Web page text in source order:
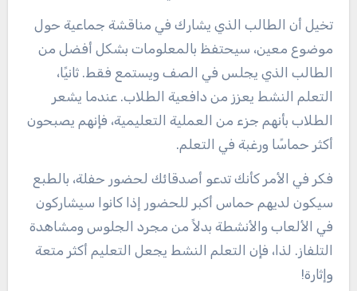
تخيل أن الطالب الذي يشارك في مناقشة جماعية حول
موضوع معين، سيحتفظ بالمعلومات بشكل أفضل من
الطالب الذي يجلس في الصف ويستمع فقط. ثانيًا،
التعلم النشط يعزز من دافعية الطلاب. عندما يشعر
الطلاب بأنهم جزء من العملية التعليمية، فإنهم يصبحون
أكثر حماسًا ورغبة في التعلم.
فكر في الأمر كأنك تدعو أصدقائك لحضور حفلة، بالطبع
سيكون لديهم حماس أكبر للحضور إذا كانوا سيشاركون
في الألعاب والأنشطة بدلاً من مجرد الجلوس ومشاهدة
التلفاز. لذا، فإن التعلم النشط يجعل التعليم أكثر متعة
وإثارة!